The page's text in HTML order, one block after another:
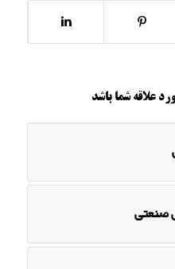
علاقه شما باشد
صنعتی